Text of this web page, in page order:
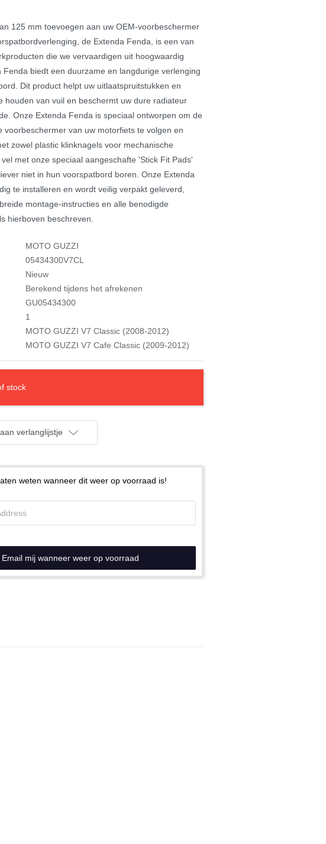
125 mm toevoegen aan uw OEM-voorbeschermer
de Extenda Fenda, is een van
die we vervaardigen uit hoogwaardig
Fenda biedt een duurzame en langdurige verlenging
Dit product helpt uw uitlaatspruitstukken en
houden van vuil en beschermt uw dure radiateur
Onze Extenda Fenda is speciaal ontworpen om de
voorbeschermer van uw motorfiets te volgen en
zowel plastic klinknagels voor mechanische
met onze speciaal aangeschafte 'Stick Fit Pads'
niet in hun voorspatbord boren. Onze Extenda
te installeren en wordt veilig verpakt geleverd,
montage-instructies en alle benodigde
hierboven beschreven.
MOTO GUZZI
05434300V7CL
Nieuw
Berekend tijdens het afrekenen
GU05434300
1
MOTO GUZZI V7 Classic (2008-2012)
MOTO GUZZI V7 Cafe Classic (2009-2012)
stock
verlanglijstje
weten wanneer dit weer op voorraad is!
Email mij wanneer weer op voorraad